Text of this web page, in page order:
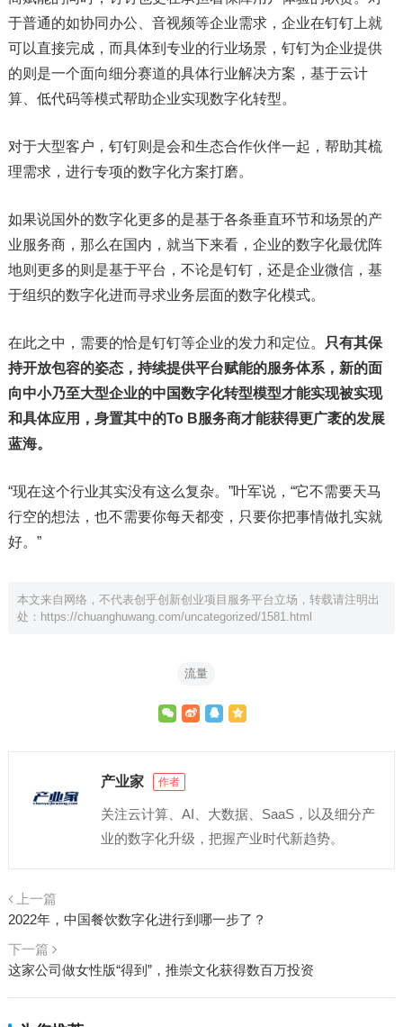
于普通的如协同办公、音视频等企业需求，企业在钉钉上就
可以直接完成，而具体到专业的行业场景，钉钉为企业提供
的则是一个面向细分赛道的具体行业解决方案，基于云计
算、低代码等模式帮助企业实现数字化转型。
对于大型客户，钉钉则是会和生态合作伙伴一起，帮助其梳
理需求，进行专项的数字化方案打磨。
如果说国外的数字化更多的是基于各条垂直环节和场景的产
业服务商，那么在国内，就当下来看，企业的数字化最优阵
地则更多的则是基于平台，不论是钉钉，还是企业微信，基
于组织的数字化进而寻求业务层面的数字化模式。
在此之中，需要的恰是钉钉等企业的发力和定位。
只有其保
持开放包容的姿态，持续提供平台赋能的服务体系，新的面
向中小乃至大型企业的中国数字化转型模型才能实现被实现
和具体应用，身置其中的To B服务商才能获得更广袤的发展
蓝海。
“现在这个行业其实没有这么复杂。”叶军说，“它不需要天马
行空的想法，也不需要你每天都变，只要你把事情做扎实就
好。”
本文来自网络，不代表创乎创新创业项目服务平台立场，转载请注明出
处： https://chuanghuwang.com/uncategorized/1581.html
流量
产业家 作者
关注云计算、AI、大数据、SaaS，以及细分产
业的数字化升级，把握产业时代新趋势。
上一篇
2022年，中国餐饮数字化进行到哪一步了？
下一篇
这家公司做女性版“得到”，推崇文化获得数百万投资